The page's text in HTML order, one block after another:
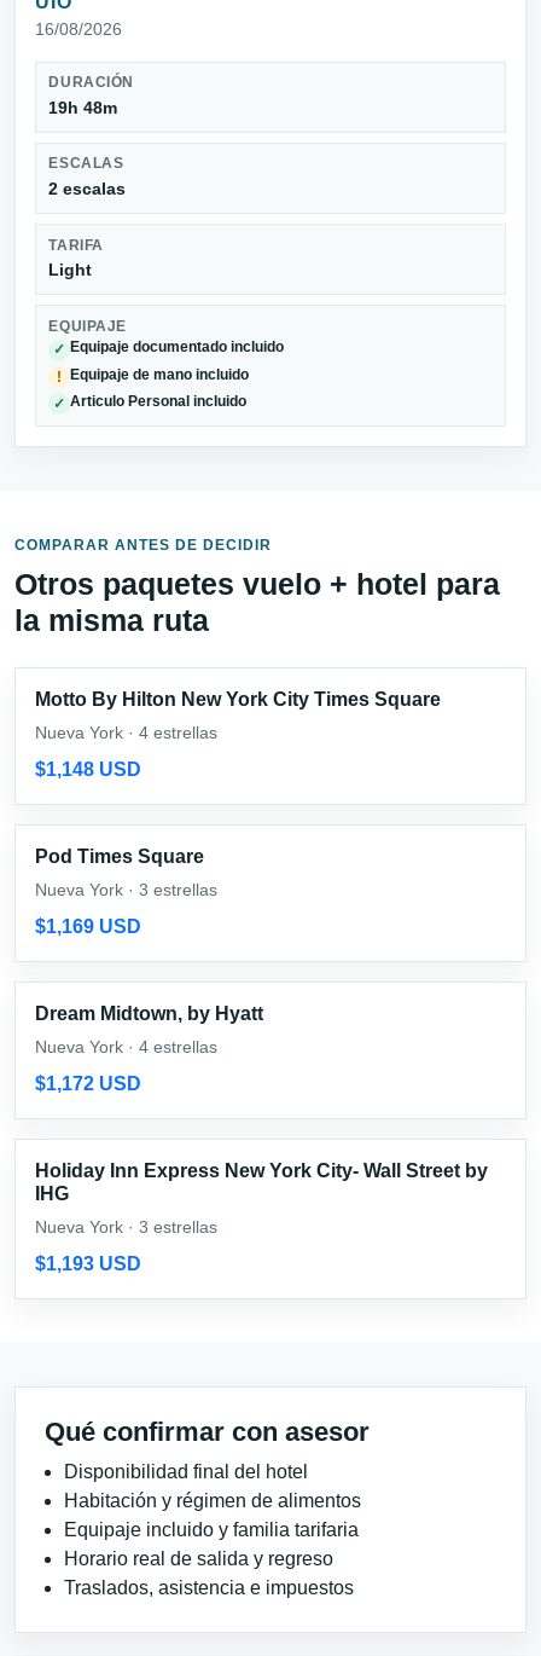
16/08/2026
DURACIÓN
19h 48m
ESCALAS
2 escalas
TARIFA
Light
EQUIPAJE
✓ Equipaje documentado incluido
! Equipaje de mano incluido
✓ Articulo Personal incluido
COMPARAR ANTES DE DECIDIR
Otros paquetes vuelo + hotel para
la misma ruta
Motto By Hilton New York City Times Square
Nueva York · 4 estrellas
$1,148 USD
Pod Times Square
Nueva York · 3 estrellas
$1,169 USD
Dream Midtown, by Hyatt
Nueva York · 4 estrellas
$1,172 USD
Holiday Inn Express New York City- Wall Street by
IHG
Nueva York · 3 estrellas
$1,193 USD
Qué confirmar con asesor
Disponibilidad final del hotel
Habitación y régimen de alimentos
Equipaje incluido y familia tarifaria
Horario real de salida y regreso
Traslados, asistencia e impuestos